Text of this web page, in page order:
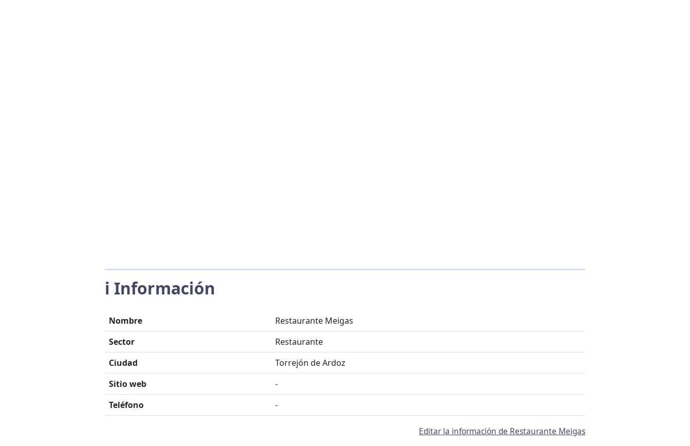
ℹ️ Información
Nombre
Restaurante Meigas
Sector
Restaurante
Ciudad
Torrejón de Ardoz
Sitio web
-
Teléfono
-
Editar la información de Restaurante Meigas